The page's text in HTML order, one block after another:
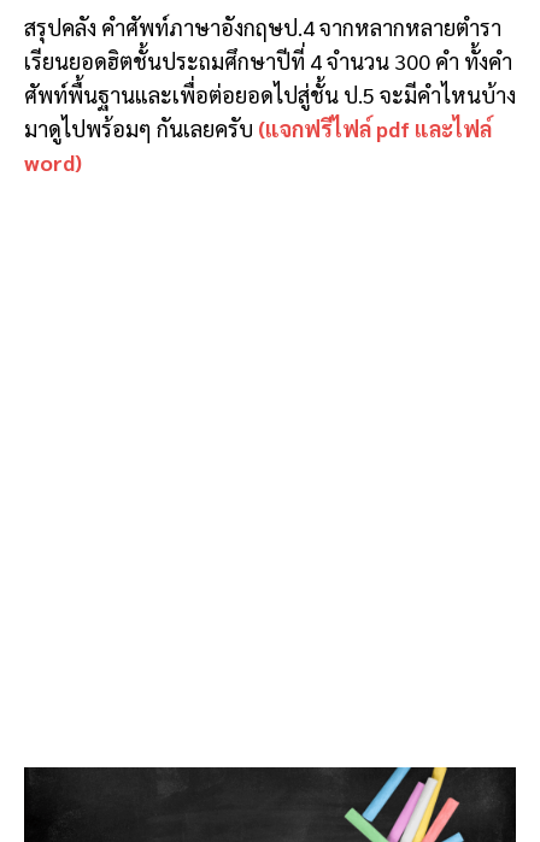
สรุปคลัง คําศัพท์ภาษาอังกฤษป.4 จากหลากหลายตำรา
เรียนยอดฮิตชั้นประถมศึกษาปีที่ 4 จำนวน 300 คำ ทั้งคำ
ศัพท์พื้นฐานและเพื่อต่อยอดไปสู่ชั้น ป.5 จะมีคำไหนบ้าง
มาดูไปพร้อมๆ กันเลยครับ (แจกฟรีไฟล์ pdf และไฟล์
word)